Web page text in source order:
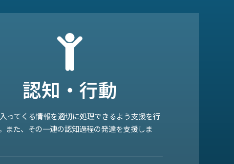
運動・感覚
動・動作の基本的技能の向上・日常生活に必要
基本となる姿勢保持感覚を十分に活用できるよ
等を通して活動します。